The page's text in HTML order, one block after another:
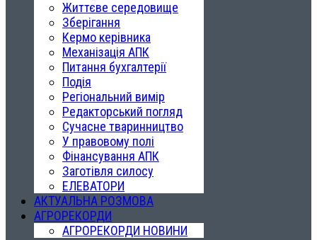
Життєве середовище
Зберігання
Кермо керівника
Механізація АПК
Питання бухгалтерії
Подія
Регіональний вимір
Редакторський погляд
Сучасне тваринництво
У правовому полі
Фінансування АПК
Заготівля силосу
ЕЛЕВАТОРИ
АКТУАЛЬНА РОЗМОВА
АГРОРЕКОРДИ
АГРОРЕКОРДИ НОВИНИ